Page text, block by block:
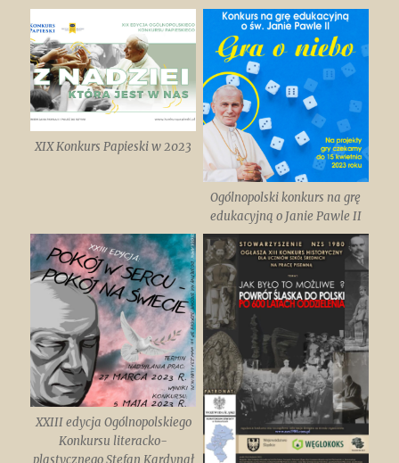
XIX Konkurs Papieski w 2023
Ogólnopolski konkurs na grę
edukacyjną o Janie Pawle II
XXIII edycja Ogólnopolskiego
Konkursu literacko-
plastycznego Stefan Kardynał